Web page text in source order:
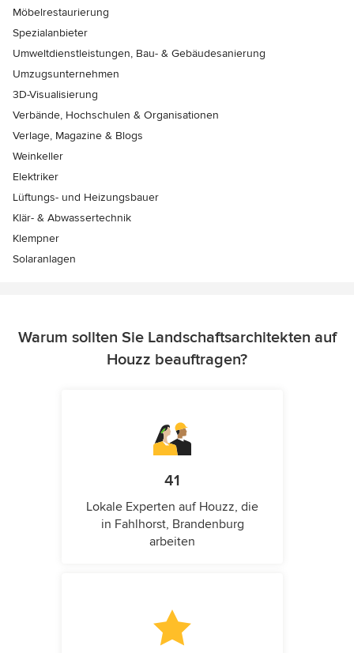
Möbelrestaurierung
Spezialanbieter
Umweltdienstleistungen, Bau- & Gebäudesanierung
Umzugsunternehmen
3D-Visualisierung
Verbände, Hochschulen & Organisationen
Verlage, Magazine & Blogs
Weinkeller
Elektriker
Lüftungs- und Heizungsbauer
Klär- & Abwassertechnik
Klempner
Solaranlagen
Warum sollten Sie Landschaftsarchitekten auf
Houzz beauftragen?
41
Lokale Experten auf Houzz, die
in Fahlhorst, Brandenburg
arbeiten